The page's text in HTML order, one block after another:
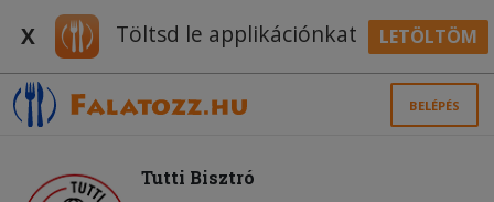
X Töltsd le applikációnkat LETÖLTÖM
BELÉPÉS
Tutti Bisztró